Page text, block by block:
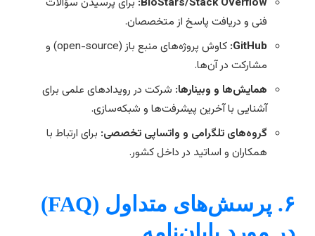
فنی و دریافت پاسخ از متخصصان.
GitHub:
کاوش پروژه‌های منبع باز (open-source) و
مشارکت در آن‌ها.
همایش‌ها و وبینارها:شرکت در رویدادهای علمی برای
آشنایی با آخرین پیشرفت‌ها و شبکه‌سازی.
گروه‌های تلگرامی و واتساپی تخصصی:برای ارتباط با
همکاران و اساتید در داخل کشور.
۶. پرسش‌های متداول (FAQ)